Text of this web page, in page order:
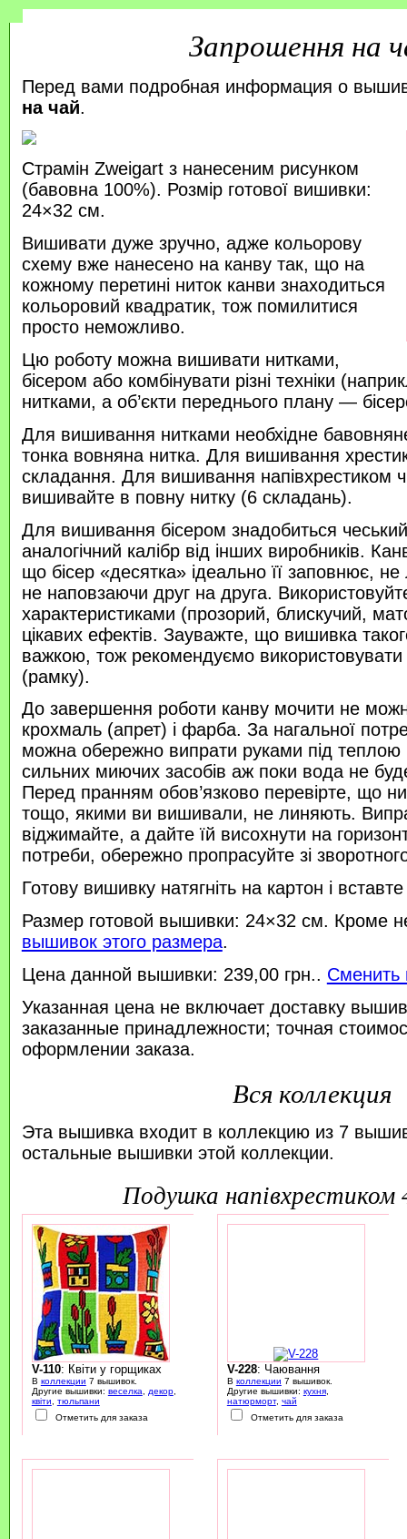
Запрошення на
Перед вами подробная информация о
на чай.
Страмін Zweigart з нанесеним рисунком
(бавовна 100%). Розмір готової вишивки:
24×32 см.
Вишивати дуже зручно, адже кольорову
схему вже нанесено на канву так, що на
кожному перетині ниток канви знаходиться
кольоровий квадратик, тож помилитися
просто неможливо.
Цю роботу можна вишивати нитками,
бісером або комбінувати різні техніки
нитками, а об’єкти переднього плану —
Для вишивання нитками необхідне
тонка вовняна нитка. Для вишивання
складання. Для вишивання напівхрестиком
вишивайте в повну нитку (6 складань).
Для вишивання бісером знадобиться
аналогічний калібр від інших виробників.
що бісер «десятка» ідеально її заповнює,
не наповзаючи друг на друга.
характеристиками (прозорий, блискучий,
цікавих ефектів. Зауважте, що вишивка
важкою, тож рекомендуємо
(рамку).
До завершення роботи канву мочити не
крохмаль (апрет) і фарба. За нагальної
можна обережно випрати руками під
сильних миючих засобів аж поки вода не
Перед пранням обов’язково перевірте, що
тощо, якими ви вишивали, не линяють.
віджимайте, а дайте їй висохнути на
потреби, обережно пропрасуйте зі
Готову вишивку натягніть на картон і
Размер готовой вышивки: 24×32 см. Кроме
вышивок этого размера.
Цена данной вышивки: 239,00 грн.. Сменить
Указанная цена не включает доставку
заказанные принадлежности; точная
оформлении заказа.
Вся коллекция
Эта вышивка входит в коллекцию из 7
остальные вышивки этой коллекции.
подушка
V-110: Квіти у горщиках
В коллекции 7 вышивок.
Другие вышивки: веселка, декор,
квіти, тюльпани
Отметить для заказа
V-228: Чаювання
В коллекции 7 вышивок.
Другие вышивки: кухня,
натюрморт, чай
Отметить для заказа